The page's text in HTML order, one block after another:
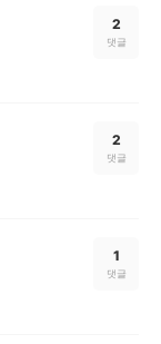
2
댓글
2
댓글
1
댓글